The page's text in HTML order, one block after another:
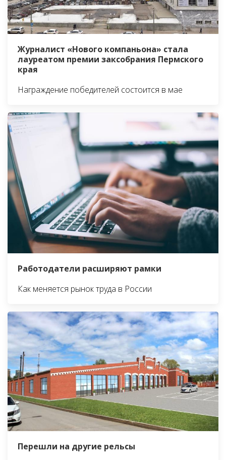
Журналист «Нового компаньона» стала
лауреатом премии заксобрания Пермского
края
Награждение победителей состоится в мае
Работодатели расширяют рамки
Как меняется рынок труда в России
Перешли на другие рельсы